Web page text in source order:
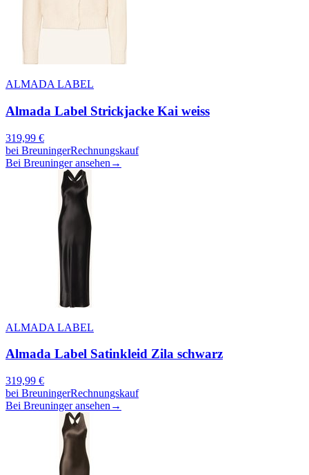
ALMADA LABEL
Almada Label Strickjacke Kai weiss
319,99 €
bei BreuningerRechnungskauf
Bei Breuninger ansehen →
ALMADA LABEL
Almada Label Satinkleid Zila schwarz
319,99 €
bei BreuningerRechnungskauf
Bei Breuninger ansehen →